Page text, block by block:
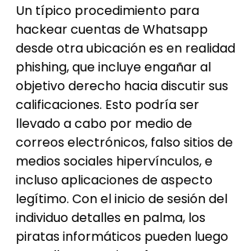
Un típico procedimiento para
hackear cuentas de Whatsapp
desde otra ubicación es en realidad
phishing, que incluye engañar al
objetivo derecho hacia discutir sus
calificaciones. Esto podría ser
llevado a cabo por medio de
correos electrónicos, falso sitios de
medios sociales hipervínculos, e
incluso aplicaciones de aspecto
legítimo. Con el inicio de sesión del
individuo detalles en palma, los
piratas informáticos pueden luego